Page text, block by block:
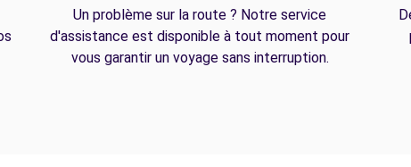
Un problème sur la route ? Notre service
d'assistance est disponible à tout moment pour
vous garantir un voyage sans interruption.